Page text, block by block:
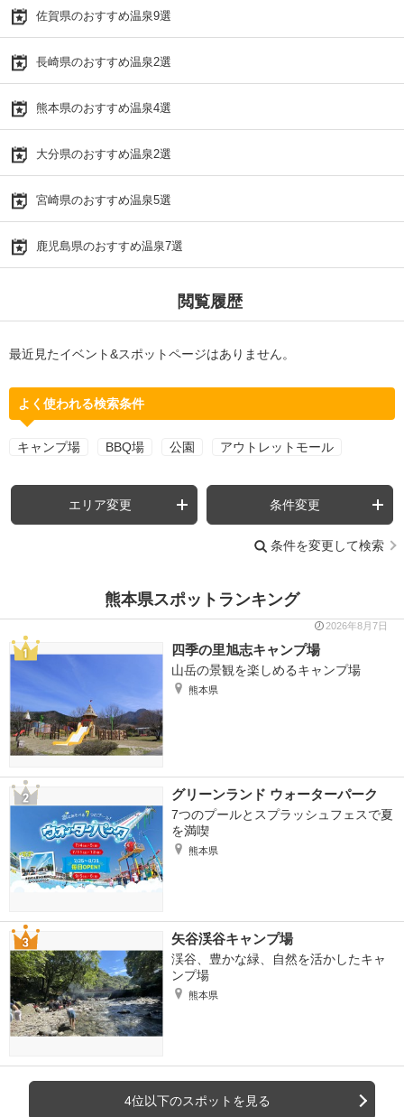
佐賀県のおすすめ温泉9選
長崎県のおすすめ温泉2選
熊本県のおすすめ温泉4選
大分県のおすすめ温泉2選
宮崎県のおすすめ温泉5選
鹿児島県のおすすめ温泉7選
閲覧履歴
最近見たイベント&スポットページはありません。
よく使われる検索条件
キャンプ場 BBQ場 公園 アウトレットモール
エリア変更 条件変更
条件を変更して検索
熊本県スポットランキング
2026年8月7日
四季の里旭志キャンプ場
山岳の景観を楽しめるキャンプ場
熊本県
グリーンランド ウォーターパーク
7つのプールとスプラッシュフェスで夏
を満喫
熊本県
矢谷渓谷キャンプ場
渓谷、豊かな緑、自然を活かしたキャ
ンプ場
熊本県
4位以下のスポットを見る